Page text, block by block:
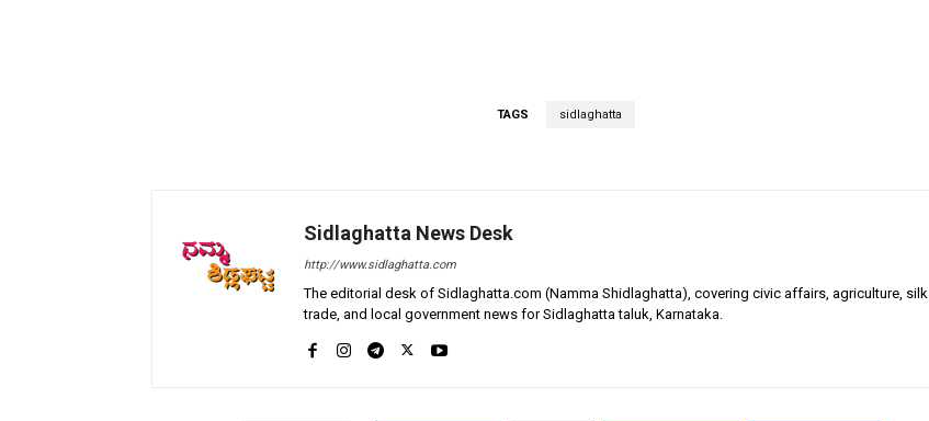
TAGS sidlaghatta
Sidlaghatta News Desk
http://www.sidlaghatta.com
The editorial desk of Sidlaghatta.com (Namma Shidlaghatta), covering civic affairs, agriculture, silk
trade, and local government news for Sidlaghatta taluk, Karnataka.